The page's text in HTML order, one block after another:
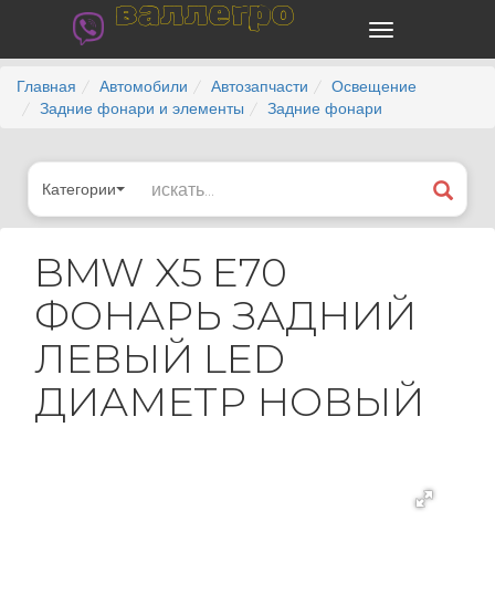
валлегро
Главная Автомобили Автозапчасти
Освещение
Задние фонари и элементы
Задние фонари
Категории
BMW X5 E70
ФОНАРЬ ЗАДНИЙ
ЛЕВЫЙ LED
ДИАМЕТР НОВЫЙ